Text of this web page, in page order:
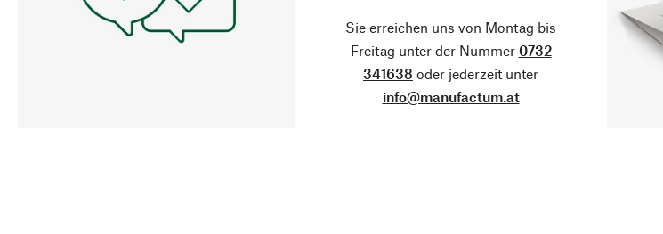
Sie erreichen uns von Montag bis
Freitag unter der Nummer 0732
341638 oder jederzeit unter
info@manufactum.at